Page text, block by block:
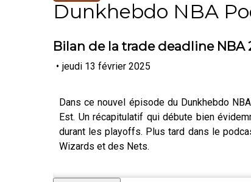
Dunkhebdo NBA
Bilan de la trade deadline NBA
• jeudi 13 février 2025
Dans ce nouvel épisode du Dunkhebdo
Est. Un récapitulatif qui débute bien
durant les playoffs. Plus tard dans le
Wizards et des Nets.